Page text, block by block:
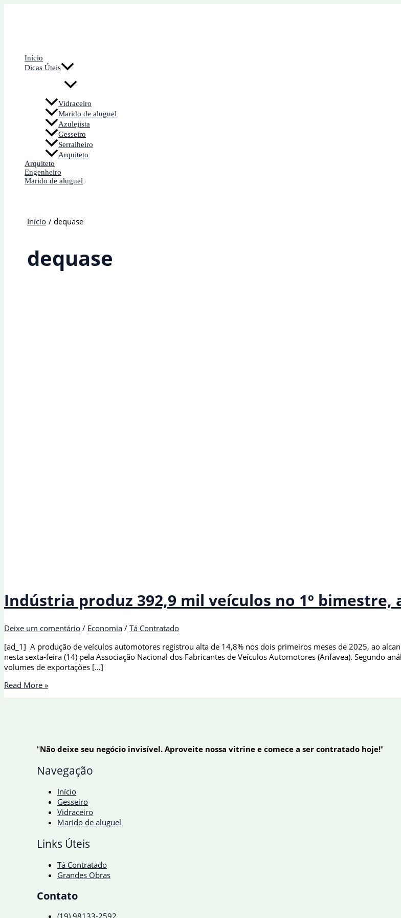
Início
Dicas Úteis
Vidraceiro
Marido de aluguel
Azulejista
Gesseiro
Serralheiro
Arquiteto
Arquiteto
Engenheiro
Marido de aluguel
Início dequase
dequase
Indústria produz 392,9 mil veículos no 1º bimestre,
Deixe um comentário / Economia / Tá Contratado
[ad_1] A produção de veículos automotores registrou alta de 14,8% nos dois primeiros meses de 2025, ao
nesta sexta-feira (14) pela Associação Nacional dos Fabricantes de Veículos Automotores (Anfavea). Segundo
volumes de exportações […]
Indústria produz 392,9
Read More »
"Não deixe seu negócio invisível. Aproveite nossa vitrine e comece a ser contratado hoje!"
Navegação
Início
Gesseiro
Vidraceiro
Marido de aluguel
Links Úteis
Tá Contratado
Grandes Obras
Contato